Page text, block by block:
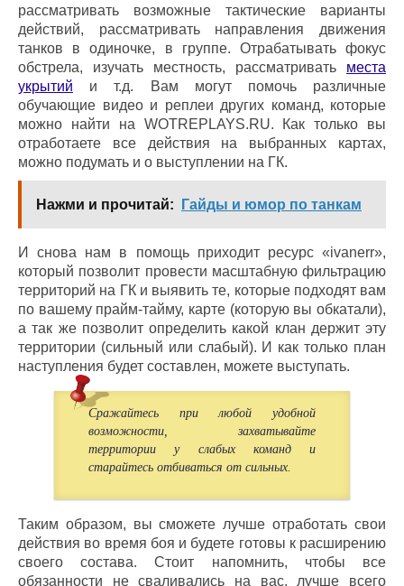
рассматривать возможные тактические варианты
действий, рассматривать направления движения
танков в одиночке, в группе. Отрабатывать фокус
обстрела, изучать местность, рассматривать места
укрытий и т.д. Вам могут помочь различные
обучающие видео и реплеи других команд, которые
можно найти на WOTREPLAYS.RU. Как только вы
отработаете все действия на выбранных картах,
можно подумать и о выступлении на ГК.
Нажми и прочитай: Гайды и юмор по танкам
И снова нам в помощь приходит ресурс «ivanerr»,
который позволит провести масштабную фильтрацию
территорий на ГК и выявить те, которые подходят вам
по вашему прайм-тайму, карте (которую вы обкатали),
а так же позволит определить какой клан держит эту
территории (сильный или слабый). И как только план
наступления будет составлен, можете выступать.
Сражайтесь при любой удобной
возможности, захватывайте
территории у слабых команд и
старайтесь отбиваться от сильных.
Таким образом, вы сможете лучше отработать свои
действия во время боя и будете готовы к расширению
своего состава. Стоит напомнить, чтобы все
обязанности не сваливались на вас, лучше всего